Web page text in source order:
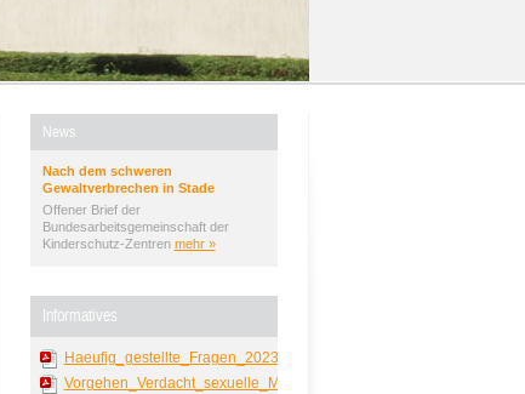
News
Nach dem schweren
Gewaltverbrechen in Stade
Offener Brief der
Bundesarbeitsgemeinschaft der
Kinderschutz-Zentren mehr »
Informatives
Haeufig_gestellte_Fragen_2023.pdf
Vorgehen_Verdacht_sexuelle_Misshandlung.pdf